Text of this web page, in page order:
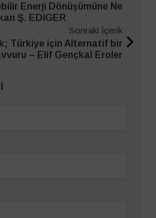
Enerji Dönüşümüne Ne
Ş. EDİGER
Sonraki İçerik
Türkiye için Alternatif bir
– Elif Gençkal Eroler